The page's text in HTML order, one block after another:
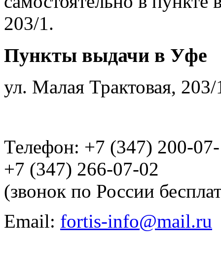
203/1.
Пункты выдачи в Уфе
ул. Малая Трактовая, 203/
Телефон: +7 (347) 200-
+7 (347) 266-07-02
(звонок по России
Email: fortis-info@mail.ru